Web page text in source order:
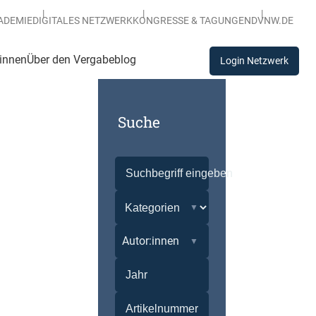
DIGITALES NETZWERKKONGRESSE & TAGUNGENDVNW.DE
Über den Vergabeblog Login Netzwerk
Suche
Autor:innen